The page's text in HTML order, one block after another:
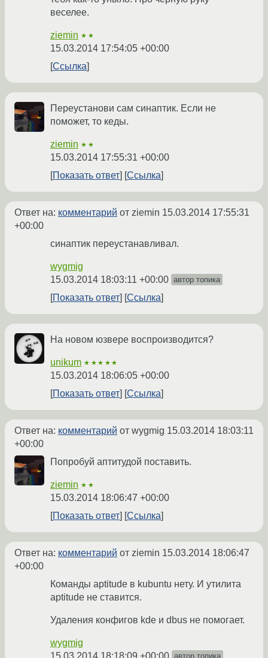
веселее.
ziemin ★★
15.03.2014 17:54:05 +00:00
Ссылка
Переустанови сам синаптик. Если не
поможет, то кеды.
ziemin ★★
15.03.2014 17:55:31 +00:00
Показать ответ
Ссылка
Ответ на: комментарий от ziemin 15.03.2014 17:55:31
+00:00
синаптик переустанавливал.
wygmig
15.03.2014 18:03:11 +00:00 автор топика
Показать ответ Ссылка
На новом юзвере воспроизводится?
unikum ★★★★★
15.03.2014 18:06:05 +00:00
Показать ответ
Ссылка
Ответ на: комментарий от wygmig 15.03.2014 18:03:11
+00:00
Попробуй аптитудой поставить.
ziemin ★★
15.03.2014 18:06:47 +00:00
Показать ответ
Ссылка
Ответ на: комментарий от ziemin 15.03.2014 18:06:47
+00:00
Команды aptitude в kubuntu нету. И утилита
aptitude не ставится.
Удаления конфигов kde и dbus не помогает.
wygmig
автор топика